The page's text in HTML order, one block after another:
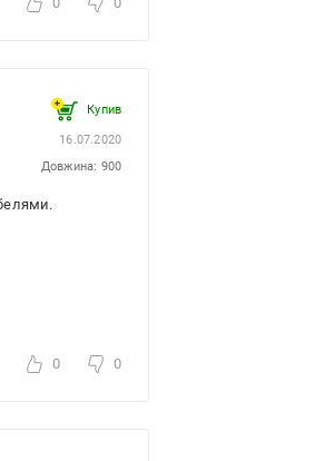
Купив
16.07.2020
Довжина: 900
0 0